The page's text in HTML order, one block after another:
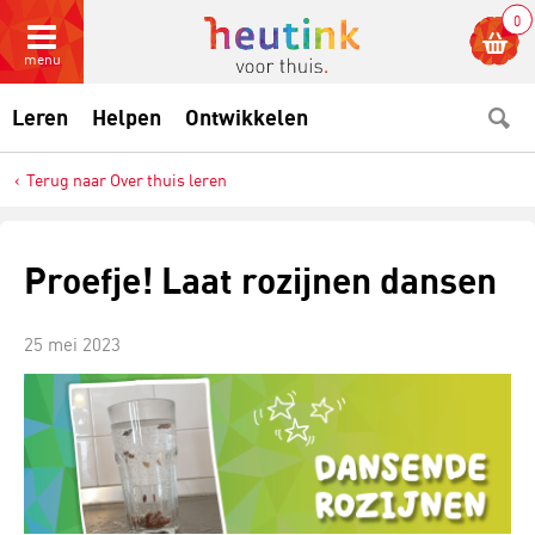
menu
0
Leren Helpen Ontwikkelen
Terug naar Over thuis leren
Proefje! Laat rozijnen dansen
25 mei 2023